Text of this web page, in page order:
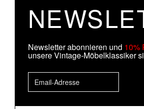
Newsletter abonnieren und 10%
unsere Vintage-Möbelklassiker